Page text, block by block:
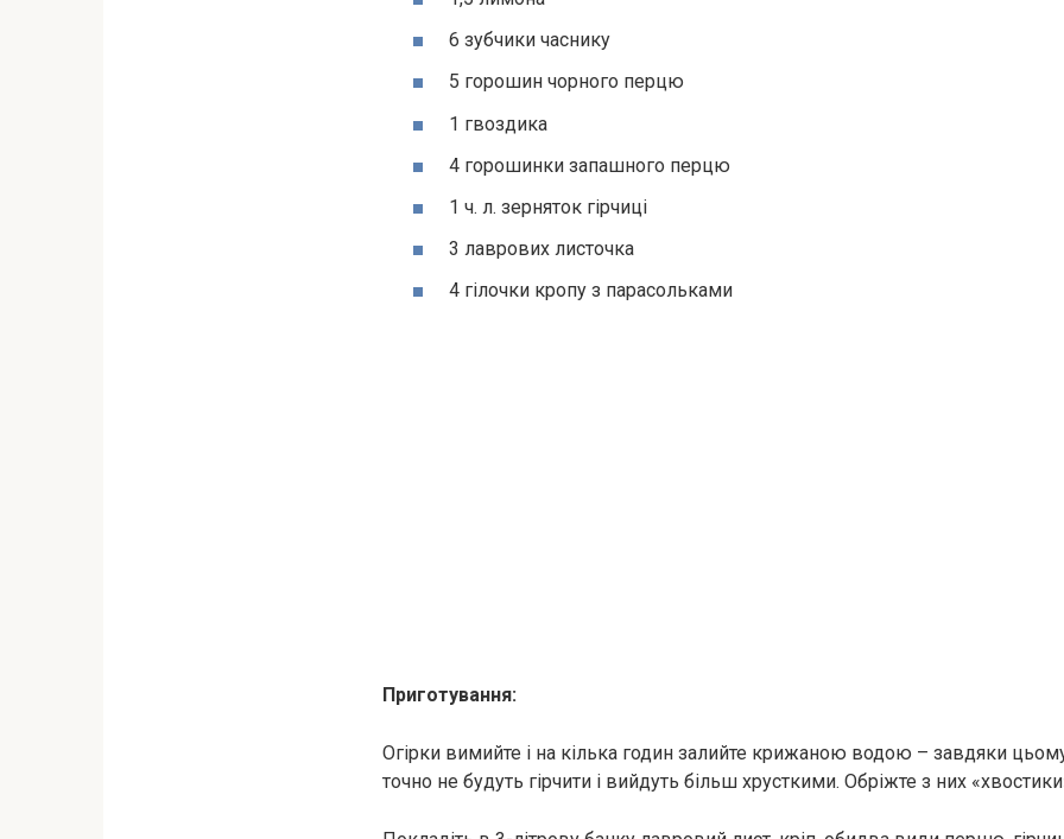
6 зубчики часнику
5 горошин чорного перцю
1 гвоздика
4 горошинки запашного перцю
1 ч. л. зерняток гірчиці
3 лаврових листочка
4 гілочки кропу з парасольками
Приготування:
Огірки вимийте і на кілька годин залийте крижаною водою – завдяки
точно не будуть гірчити і вийдуть більш хрусткими. Обріжте з них